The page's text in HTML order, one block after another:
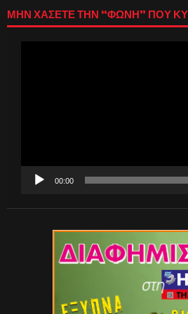
ΜΗΝ ΧΑΣΕΤΕ ΤΗΝ “ΦΩΝΗ” ΠΟΥ
00:00